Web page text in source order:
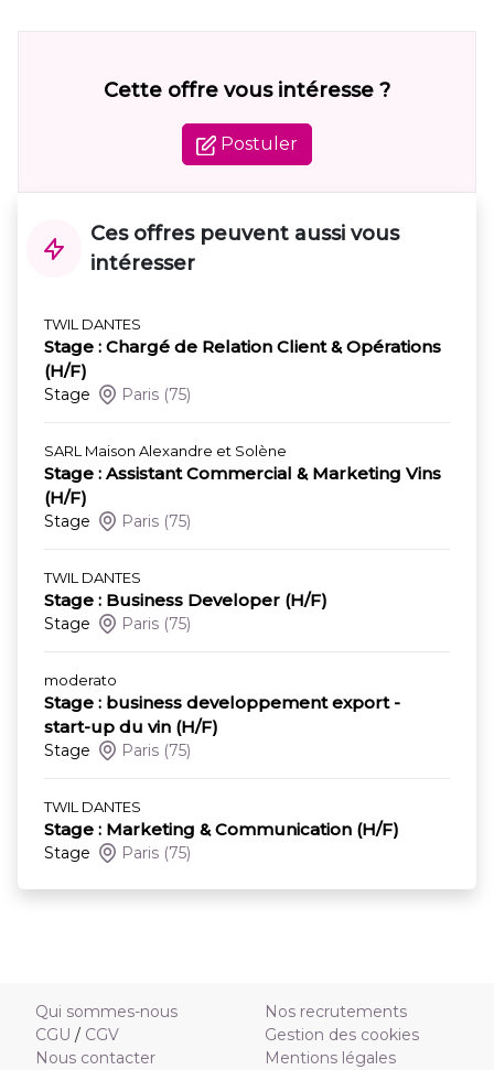
Cette offre vous intéresse ?
Postuler
Ces offres peuvent aussi vous
intéresser
TWIL DANTES
Stage : Chargé de Relation Client & Opérations
(H/F)
Stage Paris (75)
SARL Maison Alexandre et Solène
Stage : Assistant Commercial & Marketing Vins
(H/F)
Stage Paris (75)
TWIL DANTES
Stage : Business Developer (H/F)
Stage Paris (75)
moderato
Stage : business developpement export -
start-up du vin (H/F)
Stage Paris (75)
TWIL DANTES
Stage : Marketing & Communication (H/F)
Stage Paris (75)
Qui sommes-nous
CGU / CGV
Nous contacter
Nos recrutements
Gestion des cookies
Mentions légales